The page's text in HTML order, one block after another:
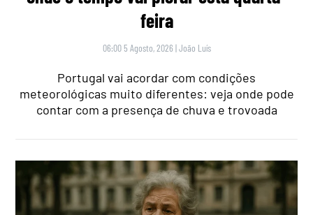
feira
06:00 5 Agosto, 2026 |João Luís
Portugal vai acordar com condições
meteorológicas muito diferentes: veja onde pode
contar com a presença de chuva e trovoada